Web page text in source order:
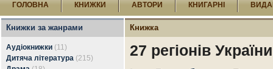
ГОЛОВНА КНИЖКИ АВТОРИ КНИГАРНІ
Книжки за жанрами
Аудіокнижки (11)
Дитяча література (215)
Книжка
27 регіонів України